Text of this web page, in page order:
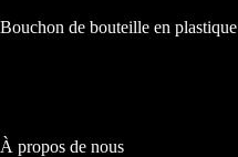
Bouchon de bouteille en plastique
À propos de nous